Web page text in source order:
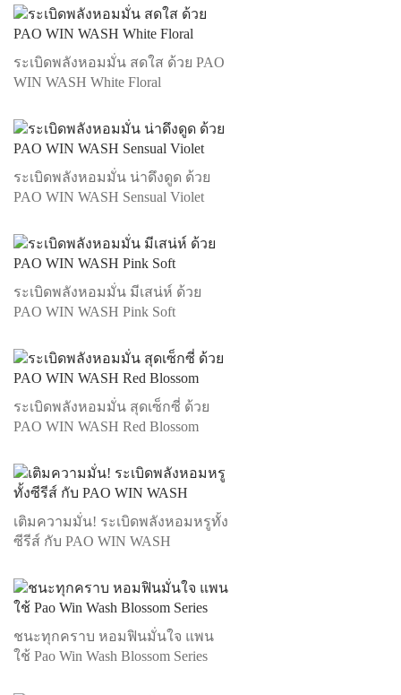
ระเบิดพลังหอมมั่น สดใส ด้วย PAO
WIN WASH White Floral
ระเบิดพลังหอมมั่น น่าดึงดูด ด้วย
PAO WIN WASH Sensual Violet
ระเบิดพลังหอมมั่น มีเสน่ห์ ด้วย
PAO WIN WASH Pink Soft
ระเบิดพลังหอมมั่น สุดเซ็กซี่ ด้วย
PAO WIN WASH Red Blossom
เติมความมั่น! ระเบิดพลังหอมหรูทั้ง
ซีรีส์ กับ PAO WIN WASH
ชนะทุกคราบ หอมฟินมั่นใจ แพน
ใช้ Pao Win Wash Blossom Series